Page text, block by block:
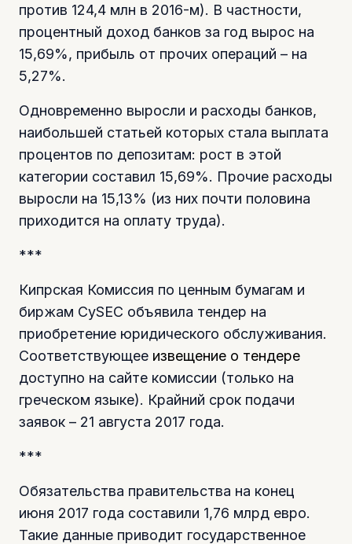
против 124,4 млн в 2016-м). В частности,
процентный доход банков за год вырос на
15,69%, прибыль от прочих операций – на
5,27%.
Одновременно выросли и расходы банков,
наибольшей статьей которых стала выплата
процентов по депозитам: рост в этой
категории составил 15,69%. Прочие расходы
выросли на 15,13% (из них почти половина
приходится на оплату труда).
***
Кипрская Комиссия по ценным бумагам и
биржам CySEC объявила тендер на
приобретение юридического обслуживания.
Соответствующее извещение о тендере
доступно на сайте комиссии (только на
греческом языке). Крайний срок подачи
заявок – 21 августа 2017 года.
***
Обязательства правительства на конец
июня 2017 года составили 1,76 млрд евро.
Такие данные приводит государственное